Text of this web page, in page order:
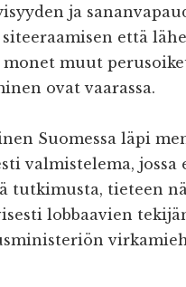
ja
siteeraamisen että
monet muut
ovat vaarassa.
Suomessa läpi
valmistelema,
tutkimusta, tieteen
lobbaavien